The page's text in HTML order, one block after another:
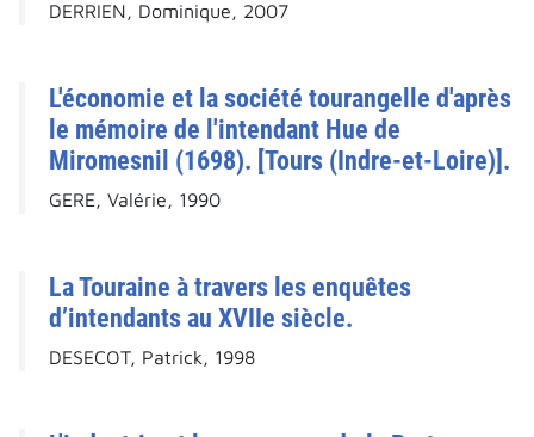
DERRIEN, Dominique, 2007
L'économie et la société tourangelle d'après
le mémoire de l'intendant Hue de
Miromesnil (1698). [Tours (Indre-et-Loire)].
GERE, Valérie, 1990
La Touraine à travers les enquêtes
d’intendants au XVIIe siècle.
DESECOT, Patrick, 1998